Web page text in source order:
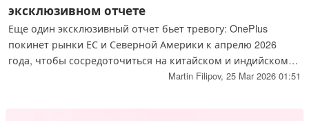
эксклюзивном отчете
Еще один эксклюзивный отчет бьет тревогу: OnePlus
покинет рынки ЕС и Северной Америки к апрелю 2026
года, чтобы сосредоточиться на китайском и индийском
рынках. Этот шаг, вызванный ростом расходов и
Martin Filipov, 25 Mar 2026 01:51